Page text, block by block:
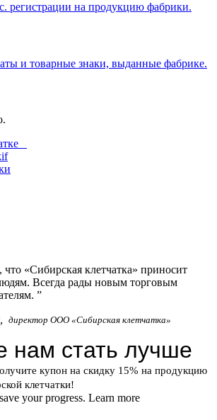
регистрации на продукцию фабрики.
и товарные знаки, выданные фабрике.
«Сибирская клетчатка» приносит
Всегда рады новым торговым
”
директор ООО «Сибирская клетчатка»